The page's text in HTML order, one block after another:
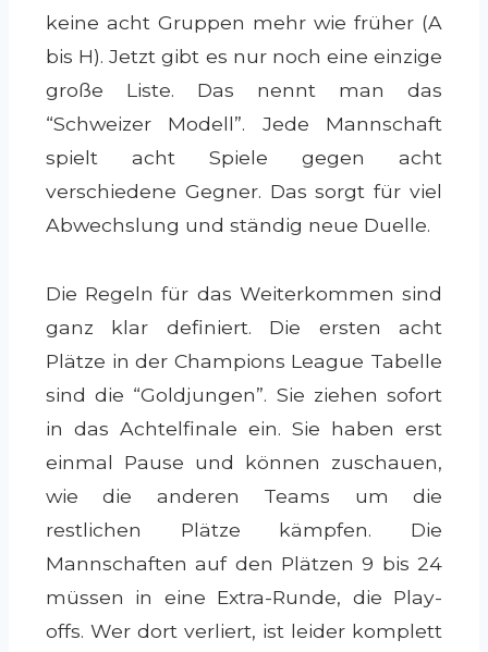
keine acht Gruppen mehr wie früher (A
bis H). Jetzt gibt es nur noch eine einzige
große Liste. Das nennt man das
“Schweizer Modell”. Jede Mannschaft
spielt acht Spiele gegen acht
verschiedene Gegner. Das sorgt für viel
Abwechslung und ständig neue Duelle.
Die Regeln für das Weiterkommen sind
ganz klar definiert. Die ersten acht
Plätze in der Champions League Tabelle
sind die “Goldjungen”. Sie ziehen sofort
in das Achtelfinale ein. Sie haben erst
einmal Pause und können zuschauen,
wie die anderen Teams um die
restlichen Plätze kämpfen. Die
Mannschaften auf den Plätzen 9 bis 24
müssen in eine Extra-Runde, die Play-
offs. Wer dort verliert, ist leider komplett